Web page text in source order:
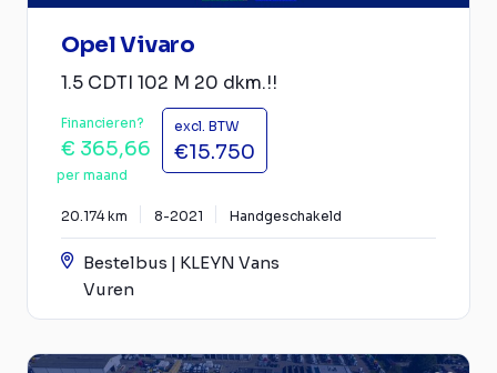
Opel Vivaro
1.5 CDTI 102 M 20 dkm.!!
Financieren?
€ 365,66
per maand
excl. BTW
€15.750
20.174 km 8-2021 Handgeschakeld
Bestelbus | KLEYN Vans
Vuren